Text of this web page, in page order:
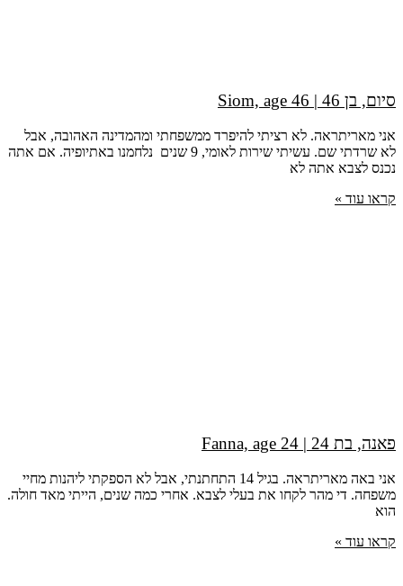
סיום, בן 46 | Siom, age 46
אני מאריתראה. לא רציתי להיפרד ממשפחתי ומהמדינה האהובה, אבל
לא שרדתי שם. עשיתי שירות לאומי, 9 שנים נלחמנו באתיופיה. אם אתה
נכנס לצבא אתה לא
קראו עוד »
פאנה, בת 24 | Fanna, age 24
אני באה מאריתראה. בגיל 14 התחתנתי, אבל לא הספקתי ליהנות מחיי
משפחה. די מהר לקחו את בעלי לצבא. אחרי כמה שנים, הייתי מאד חולה.
הוא
קראו עוד »